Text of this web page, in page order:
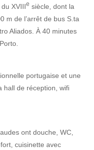
XVIIIe siècle, dont la
m de l’arrêt de bus S.ta
Aliados. À 40 minutes
portugaise et une
hall de réception, wifi
ont douche, WC,
cuisinette avec